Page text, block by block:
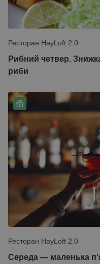
Ресторан HayLoft 2.0
Рибний четвер.
риби
Ресторан HayLoft 2.0
Середа — маленька